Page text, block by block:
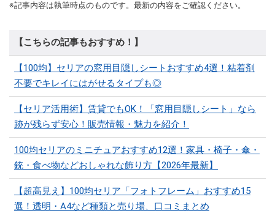
※記事内容は執筆時点のものです。最新の内容をご確認ください。
【こちらの記事もおすすめ！】
【100均】セリアの窓用目隠しシートおすすめ4選！粘着剤
不要でキレイにはがせるタイプも◎
【セリア活用術】賃貸でもOK！「窓用目隠しシート」なら
跡が残らず安心！販売情報・魅力を紹介！
100均セリアのミニチュアおすすめ12選！家具・椅子・傘・
銃・食べ物などおしゃれな飾り方【2026年最新】
【超高見え】100均セリア「フォトフレーム」おすすめ15
選！透明・A4など種類と売り場、口コミまとめ